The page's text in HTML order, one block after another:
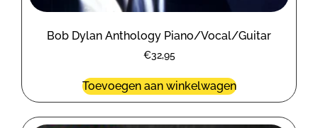
Bob Dylan Anthology Piano/Vocal/Guitar
€32,95
Toevoegen aan winkelwagen